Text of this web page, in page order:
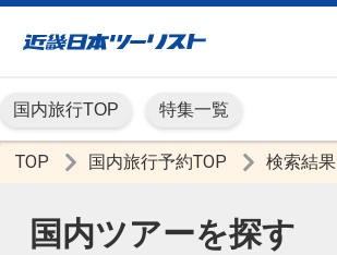
国内旅行TOP 特集一覧
TOP 国内旅行予約TOP 検索結果
国内ツアーを探す